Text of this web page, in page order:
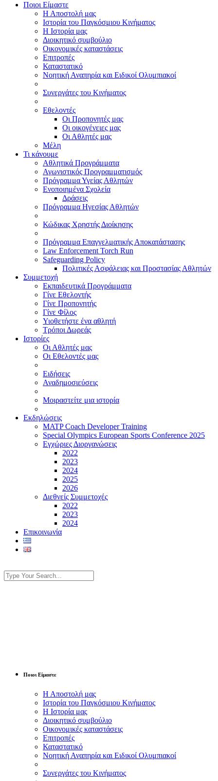
Ποιοι Είμαστε
Η Αποστολή μας
Ιστορία του Παγκόσμιου Κινήματος
Η Ιστορία μας
Διοικητικό συμβούλιο
Οικονομικές καταστάσεις
Επιτροπές
Καταστατικό
Νοητική Αναπηρία και Ειδικοί Ολυμπιακοί
Συνεργάτες του Κινήματος
Εθελοντές
Οι Προπονητές μας
Οι οικογένειες μας
Οι Αθλητές μας
Μέλη
Τι κάνουμε
Αθλητικά Προγράμματα
Αγωνιστικός Προγραμματισμός
Πρόγραμμα Υγείας Αθλητών
Ενοποιημένα Σχολεία
Δράσεις
Πρόγραμμα Ηγεσίας Αθλητών
Κώδικας Χρηστής Διοίκησης
Πρόγραμμα Επαγγελματικής Αποκατάστασης
Law Enforcement Torch Run
Safeguarding Policy
Πολιτικές Ασφάλειας και Προστασίας Αθλητών
Συμμετοχή
Εκπαιδευτικά Προγράμματα
Γίνε Εθελοντής
Γίνε Προπονητής
Γίνε Φίλος
Υιοθετήστε ένα αθλητή
Τρόποι Δωρεάς
Ιστορίες
Οι Αθλητές μας
Οι Εθελοντές μας
Ειδήσεις
Αναδημοσιεύσεις
Μοιραστείτε μια ιστορία
Εκδηλώσεις
MATP Coach Developer Training
Special Olympics European Sports Conference 2025
Εγχώριες Διοργανώσεις
2022
2023
2024
2025
2026
Διεθνείς Συμμετοχές
2022
2023
2024
Επικοινωνία
Ποιοι Είμαστε
Η Αποστολή μας
Ιστορία του Παγκόσμιου Κινήματος
Η Ιστορία μας
Διοικητικό συμβούλιο
Οικονομικές καταστάσεις
Επιτροπές
Καταστατικό
Νοητική Αναπηρία και Ειδικοί Ολυμπιακοί
Συνεργάτες του Κινήματος